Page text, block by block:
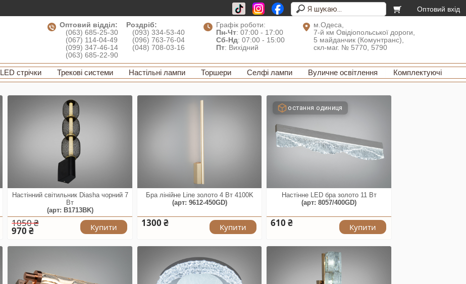
Оптовий вхід
Оптовий відділ:
(063) 685-25-30
(067) 114-04-49
(099) 347-46-14
(063) 685-22-90
Роздріб:
(093) 334-53-40
(096) 763-76-04
(048) 708-03-16
Графік роботи:
Пн-Чт: 07:00 - 17:00
Сб-Нд: 07:00 - 15:00
Пт: Вихідний
м.Одеса,
7-й км Овідіопольської дороги,
5 майданчик (Комунтранс),
скл-маг. № 5770, 5790
LED стрічки Трекові системи Настільні лампи Торшери Селфі лампи Вуличне освітлення Комплектуючі
Настінний світильник Diasha чорний 7
Вт
(арт: B1713BK)
1050 ₴
970 ₴ Купити
Бра лінійне Line золото 4 Вт 4100K
(арт: 9612-450GD)
1300 ₴ Купити
остання одиниця
Настінне LED бра золото 11 Вт
(арт: 8057/400GD)
610 ₴ Купити